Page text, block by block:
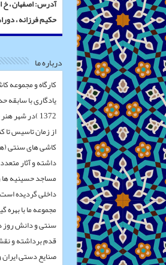
آدرس: اصفهان ، خ
حکیم فرزانه ،
درباره ما
کارگاه و مجموعه
1372 )در شهر هنر پرور اصفهان مشغول فعالیت می باشد .
از زمان تاسیس تا
کاشی های سنتی
داشته و آثار
مساجد حسینیه ها
داخلی گردیده
مجموعه ما با
سنتی و دانش روز
قدم برداشته و
صنایع دستی ایران